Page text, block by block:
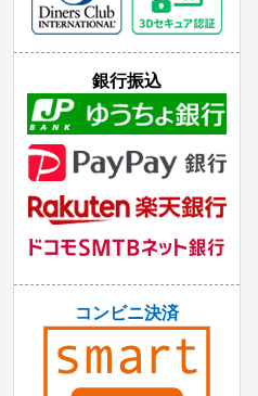
銀行振込
コンビニ決済